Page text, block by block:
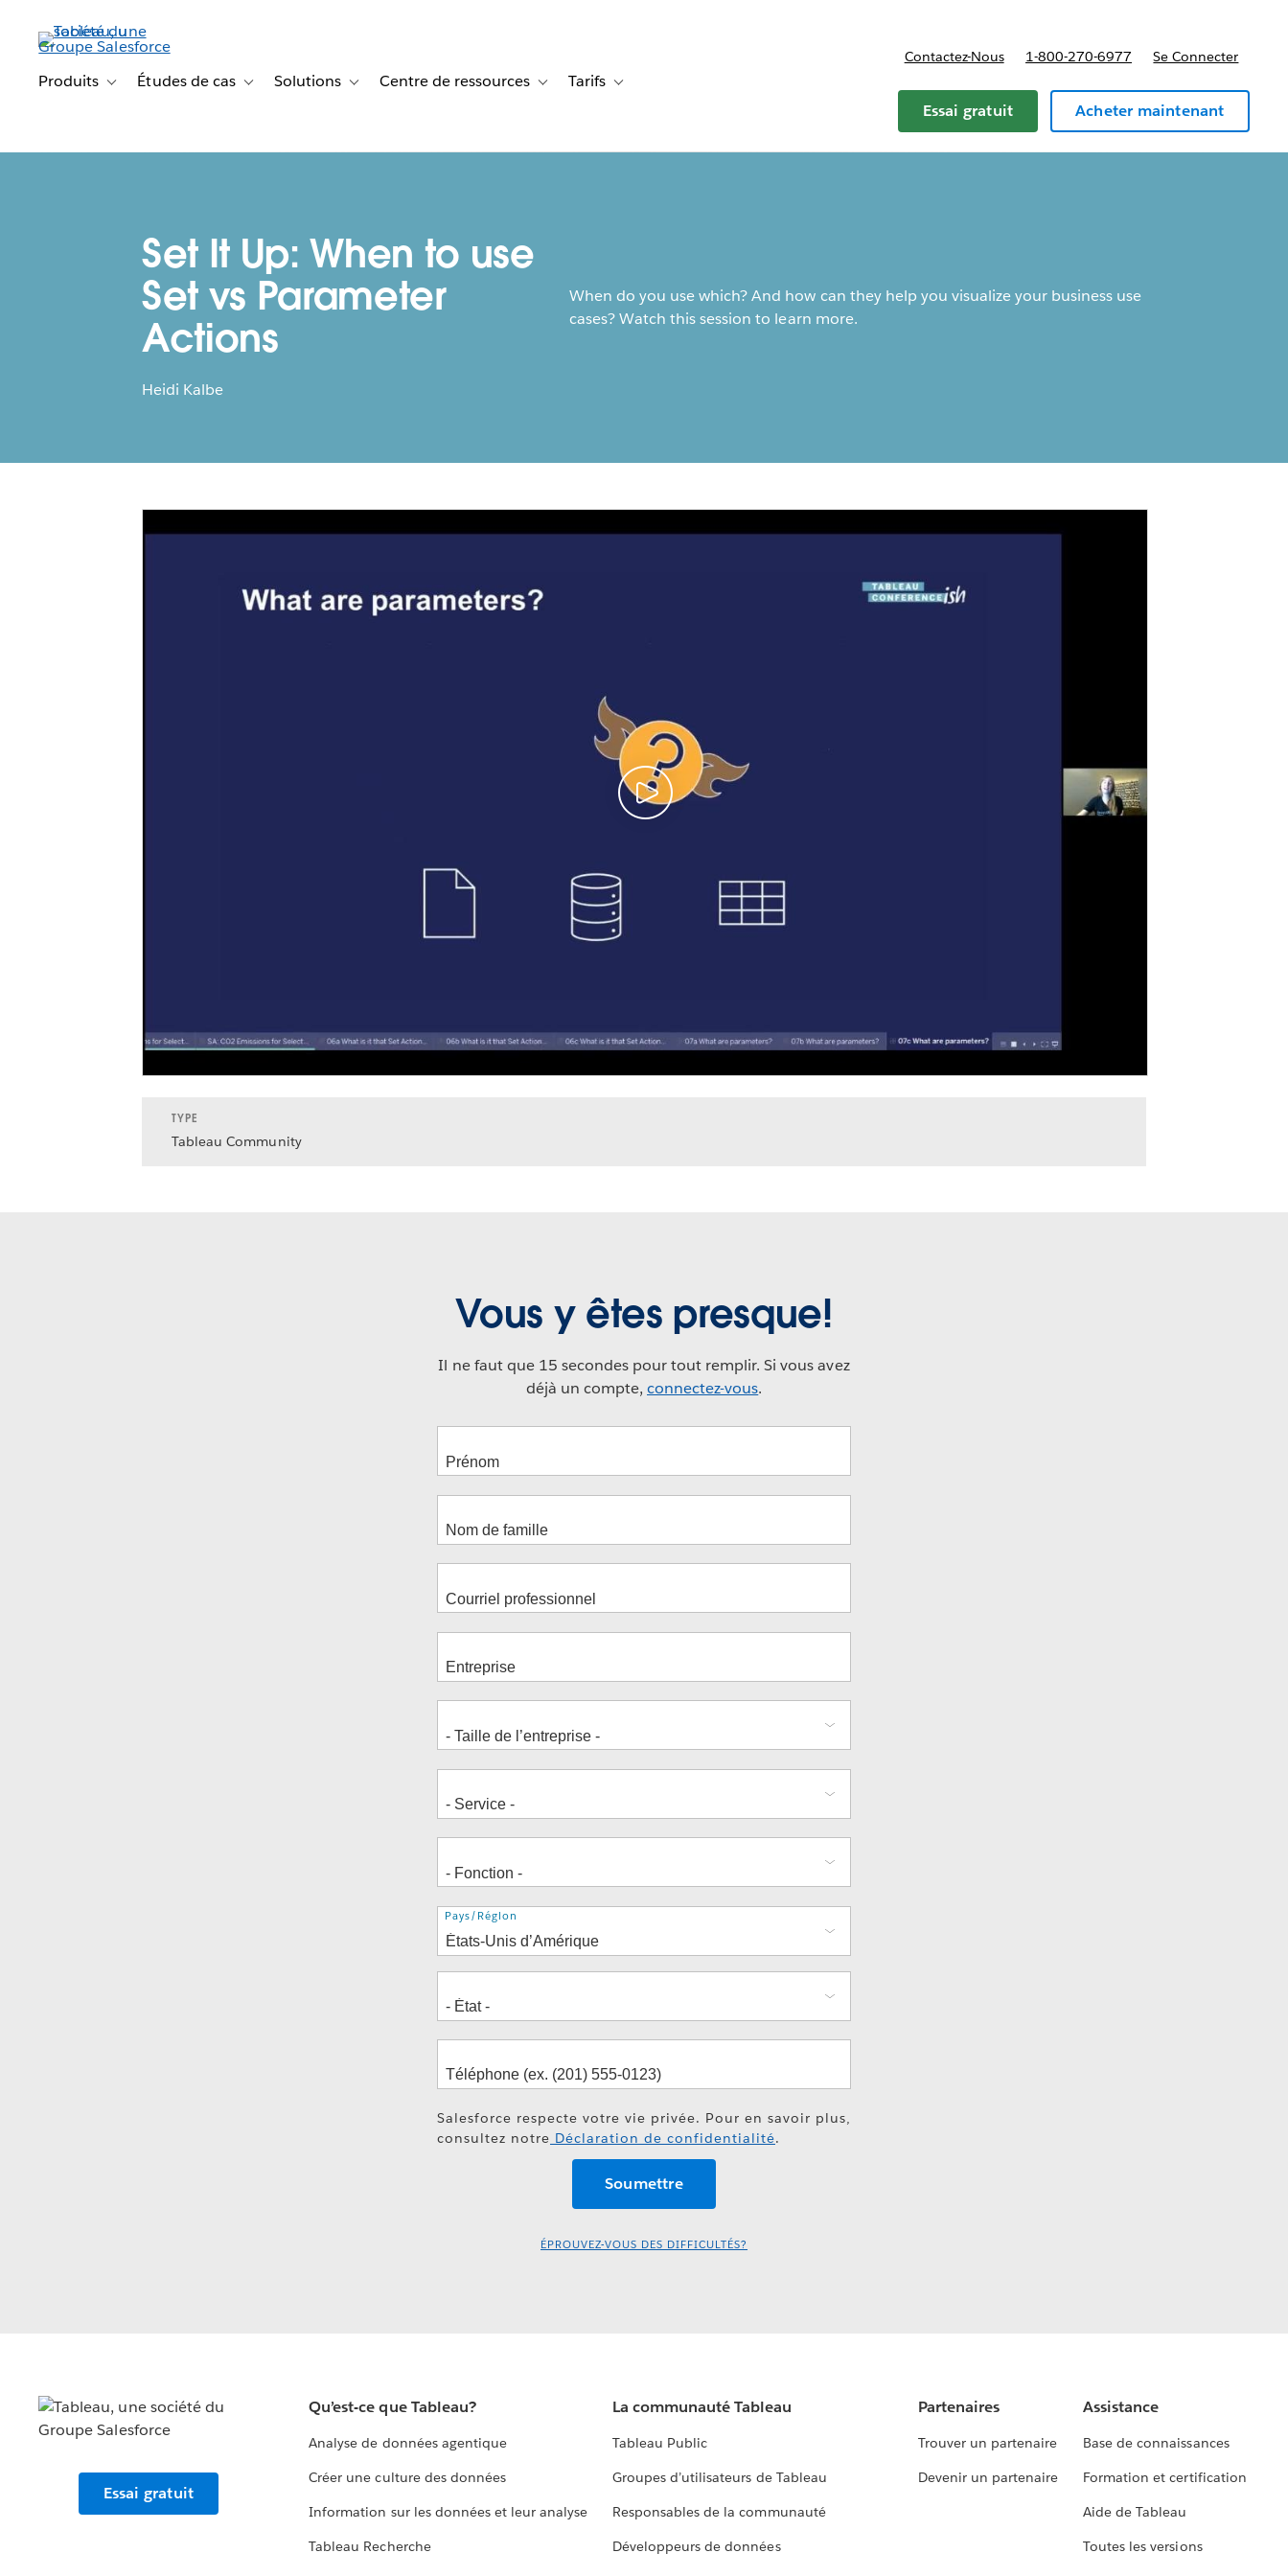
contenu
principalProduits Toggle sub-navigation for Produits
Études de cas Toggle sub-navigation for Études de cas
Solutions Toggle sub-navigation for Solutions
Centre de ressources Toggle sub-navigation for Centre de ressources
Tarifs Toggle sub-navigation for Tarifs
Contactez-Nous 1-800-270-6977 Se Connecter
Essai gratuit Acheter maintenant
Set It Up: When to use
Set vs Parameter
Actions
Heidi Kalbe
When do you use which? And how can they help you visualize your business use
cases? Watch this session to learn more.
TYPE
Tableau Community
Vous y êtes presque!
Il ne faut que 15 secondes pour tout remplir. Si vous avez
déjà un compte, connectez-vous.
Adresse
Pays/Région
Salesforce respecte votre vie privée. Pour en savoir plus,
consultez notre Déclaration de confidentialité.
ÉPROUVEZ-VOUS DES DIFFICULTÉS?
Essai gratuit
Qu’est-ce que Tableau?
Analyse de données agentique
Créer une culture des données
Information sur les données et leur analyse
Tableau Recherche
La communauté Tableau
Tableau Public
Groupes d’utilisateurs de Tableau
Responsables de la communauté
Développeurs de données
Partenaires
Trouver un partenaire
Devenir un partenaire
Assistance
Base de connaissances
Formation et certification
Aide de Tableau
Toutes les versions